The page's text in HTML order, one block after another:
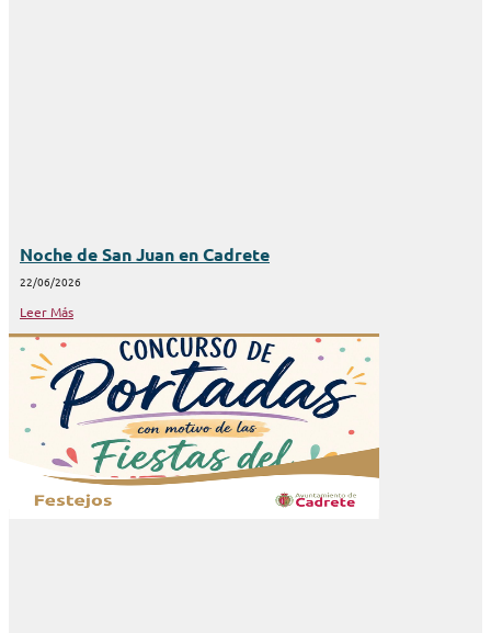
Noche de San Juan en Cadrete
22/06/2026
Leer Más